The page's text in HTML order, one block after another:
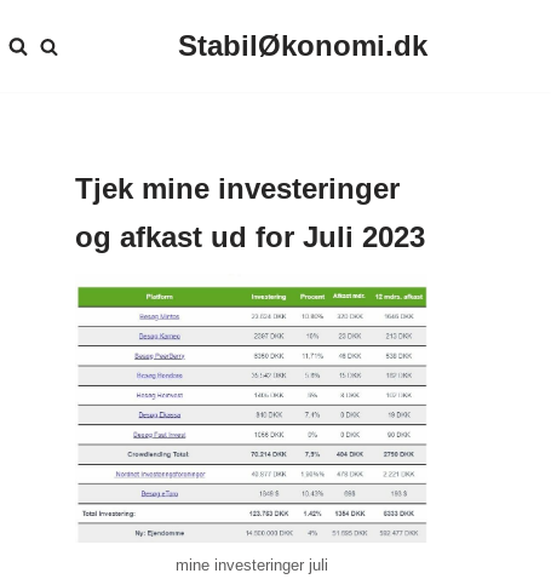
StabilØkonomi.dk
Tjek mine investeringer
og afkast ud for Juli 2023
mine investeringer juli